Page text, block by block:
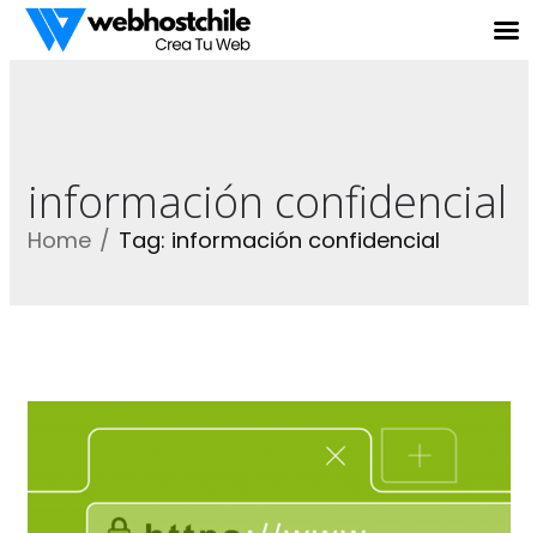
información confidencial
Home Tag: información confidencial